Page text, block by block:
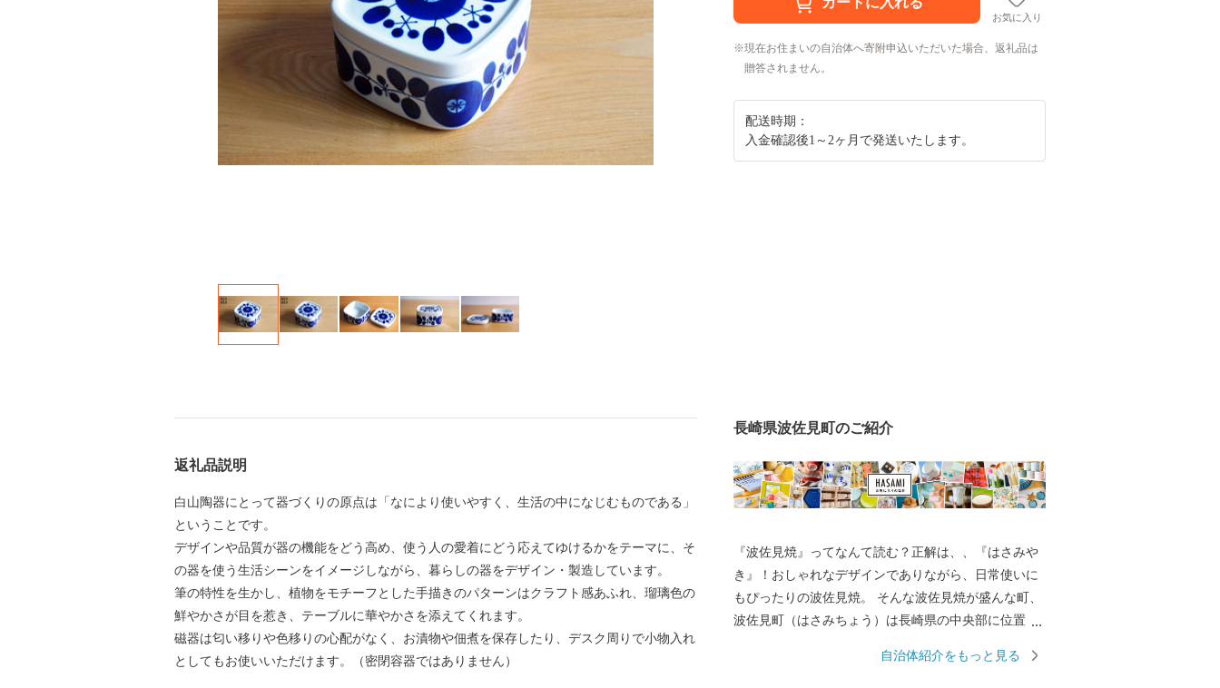
お気に入り
現在お住まいの自治体へ寄附申込いただいた場合、返礼品は
贈答されません。
配送時期：
入金確認後1～2ヶ月で発送いたします。
返礼品説明
白山陶器にとって器づくりの原点は「なにより使いやすく、生活の中になじむものである」
ということです。
デザインや品質が器の機能をどう高め、使う人の愛着にどう応えてゆけるかをテーマに、そ
の器を使う生活シーンをイメージしながら、暮らしの器をデザイン・製造しています。
筆の特性を生かし、植物をモチーフとした手描きのパターンはクラフト感あふれ、瑠璃色の
鮮やかさが目を惹き、テーブルに華やかさを添えてくれます。
磁器は匂い移りや色移りの心配がなく、お漬物や佃煮を保存したり、デスク周りで小物入れ
としてもお使いいただけます。（密閉容器ではありません）
長崎県波佐見町のご紹介
『波佐見焼』ってなんて読む？正解は、、『はさみや
き』！おしゃれなデザインでありながら、日常使いに
もぴったりの波佐見焼。 そんな波佐見焼が盛んな町、
波佐見町（はさみちょう）は長崎県の中央部に位置
田百選に選ばれた「鬼木棚田」にみられるように、豊
自治体紹介をもっと見る